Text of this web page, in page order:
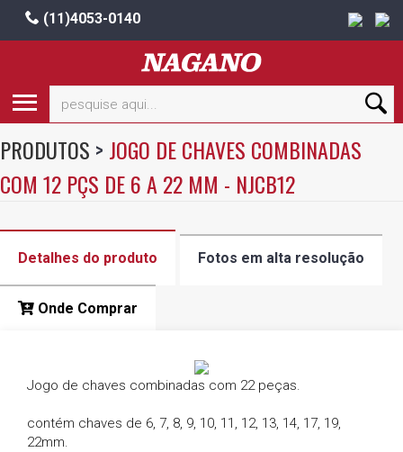
(11)4053-0140
PRODUTOS > JOGO DE CHAVES COMBINADAS
COM 12 PÇS DE 6 A 22 MM - NJCB12
Detalhes do produto Fotos em alta resolução
Onde Comprar
Jogo de chaves combinadas com 22 peças.
contém chaves de 6, 7, 8, 9, 10, 11, 12, 13, 14, 17, 19,
22mm.